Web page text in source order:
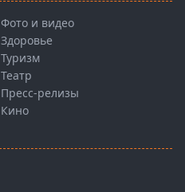
Фото и видео
Здоровье
Туризм
Театр
Пресс-релизы
Кино